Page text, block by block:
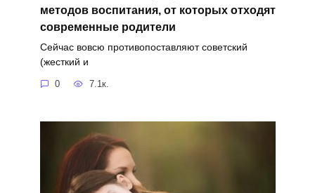
методов воспитания, от которых отходят
современные родители
Сейчас вовсю противопоставляют советский
(жесткий и
0 7.1к.